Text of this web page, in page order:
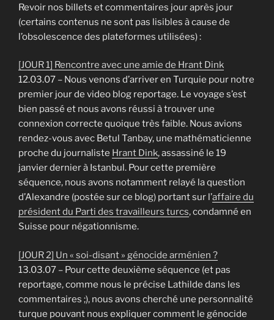
Revoir nos billets et commentaires jour après jour
(certains contenus ne sont pas lisibles à cause de
l’obsolescence des plateformes utilisées) :
[JOUR 1] Rencontre avec une amie de Hrant Dink
12.03.07 – Nous venons d’arriver en Turquie pour notre
premier jour de video blog reportage. Le voyage s’est
bien passé et nous avons réussi à trouver une
connexion correcte quoique très faible. Nous avions
rendez-vous avec Betul Tanbay, une mathématicienne
proche du journaliste Hrant Dink, assassiné le 19
janvier dernier à Istanbul. Pour cette première
séquence, nous avons notamment relayé la question
d’Alexandre (postée sur ce blog) portant sur l’affaire du
président du Parti des travailleurs turcs, condamné en
Suisse pour négationnisme.
[JOUR 2] Un « soi-disant » génocide arménien ?
13.03.07 – Pour cette deuxième séquence (et pas
reportage, comme nous le précise Lathilde dans les
commentaires ;), nous avons cherché une personnalité
turque pouvant nous expliquer comment le génocide